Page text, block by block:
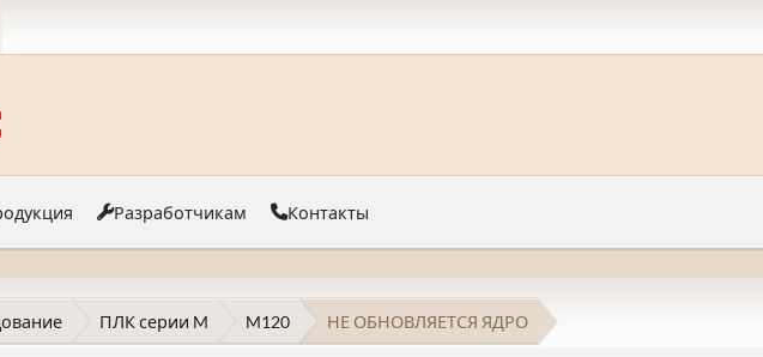
Разработчикам Контакты
ПЛК серии M M120 НЕ ОБНОВЛЯЕТСЯ ЯДРО